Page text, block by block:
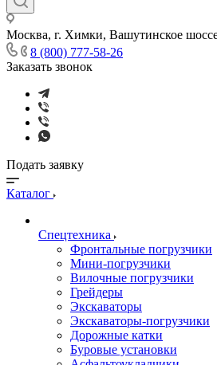
Москва, г. Химки, Вашутинское
8 (800) 777-58-26
Заказать звонок
Подать заявку
Каталог
Спецтехника
Фронтальные погрузчики
Мини-погрузчики
Вилочные погрузчики
Грейдеры
Экскаваторы
Экскаваторы-погрузчики
Дорожные катки
Буровые установки